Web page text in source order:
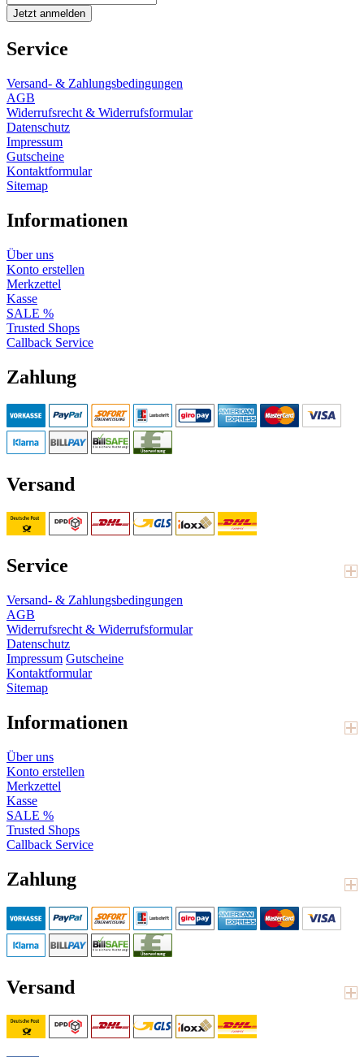
Service
Versand- & Zahlungsbedingungen
AGB
Widerrufsrecht & Widerrufsformular
Datenschutz
Impressum
Gutscheine
Kontaktformular
Sitemap
Informationen
Über uns
Konto erstellen
Merkzettel
Kasse
SALE %
Trusted Shops
Callback Service
Zahlung
Versand
Service
Versand- & Zahlungsbedingungen
AGB
Widerrufsrecht & Widerrufsformular
Datenschutz
Impressum Gutscheine
Kontaktformular
Sitemap
Informationen
Über uns
Konto erstellen
Merkzettel
Kasse
SALE %
Trusted Shops
Callback Service
Zahlung
Versand